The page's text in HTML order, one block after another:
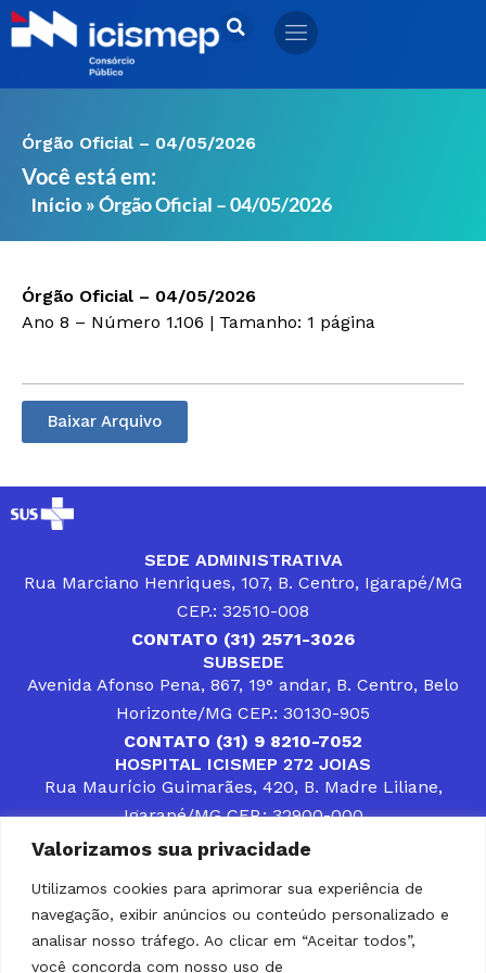
Valorizamos sua privacidade
Utilizamos cookies para aprimorar sua experiência de
navegação, exibir anúncios ou conteúdo personalizado e
analisar nosso tráfego. Ao clicar em “Aceitar todos”,
você concorda com nosso uso de
Ir
para
Órgão Oficial – 04/05/2026
Você está em:
Início »Órgão Oficial – 04/05/2026
Órgão Oficial – 04/05/2026
Ano 8 – Número 1.106 | Tamanho: 1 página
Baixar Arquivo
SEDE ADMINISTRATIVA
Rua Marciano Henriques, 107, B. Centro, Igarapé/MG
CEP.: 32510-008
CONTATO (31) 2571-3026
SUBSEDE
Avenida Afonso Pena, 867, 19° andar, B. Centro, Belo
Horizonte/MG CEP.: 30130-905
CONTATO (31) 9 8210-7052
HOSPITAL ICISMEP 272 JOIAS
Rua Maurício Guimarães, 420, B. Madre Liliane,
Igarapé/MG CEP.: 32900-000
CONTATOS (31) 3512-4400 ou (31) 9 8309-8660
DESENVOLVER SOLUÇÕES, AÇÕES E SERVIÇOS
PÚBLICOS QUE COMPLEMENTEM A ASSISTÊNCIA À
POPULAÇÃO DA REGIÃO EM QUE ATUA, SENDO
PARCEIRO DOS MUNICÍPIOS CONSORCIADOS NA
SOLUÇÃO DE DIFICULDADES ENFRENTADAS POR
GESTORES MUNICIPAIS, É O COMPROMISSO DO